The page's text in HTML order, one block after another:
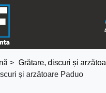
> Grătare, discuri și
și arzătoare Paduo